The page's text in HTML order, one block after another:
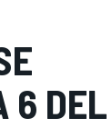
6 DEL